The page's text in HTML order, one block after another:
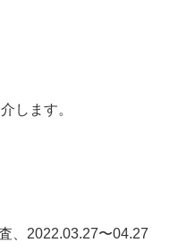
します。
、2022.03.27〜04.27